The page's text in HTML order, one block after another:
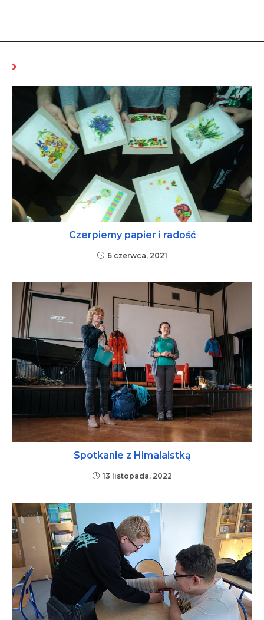
Czerpiemy papier i radość
6 czerwca, 2021
Spotkanie z Himalaistką
13 listopada, 2022